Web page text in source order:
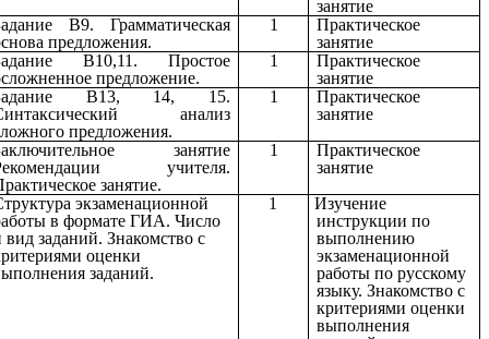
занятие
В9. Грамматическая
предложения.
1
Практическое
занятие
В10,11. Простое
предложение.
1
Практическое
занятие
В13, 14, 15.
анализ
предложения.
1
Практическое
занятие
занятие
учителя.
занятие.
1
Практическое
занятие
экзаменационной
в формате ГИА. Число
вид заданий. Знакомство с
оценки
заданий.
1
Изучение
инструкции по
выполнению
экзаменационной
работы по русскому
языку. Знакомство с
критериями оценки
выполнения